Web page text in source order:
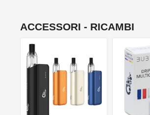
ACCESSORI - RICAMBI